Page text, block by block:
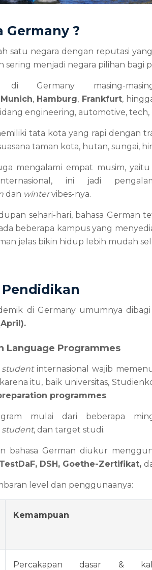
Germany ?
satu negara dengan reputasi
sering menjadi negara pilihan bagi
di Germany masing-
Munich, Hamburg, Frankfurt,
engineering, automotive, tech,
tata kota yang rapi dengan
taman kota, hutan, sungai,
mengalami empat musim,
ini jadi
dan winter vibes-nya.
sehari-hari, bahasa German
beberapa kampus yang
jelas bikin hidup lebih mudah
di Germany umumnya
Language Programmes
student internasional wajib
itu, baik universitas,
programmes.
mulai dari beberapa
student, dan target studi.
bahasa German diukur
TestDaF, DSH, Goethe-Zertifikat,
level dan penggunaanya:
Kemampuan
Percakapan dasar &